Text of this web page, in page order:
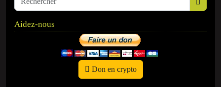
Aidez-nous
Don en crypto